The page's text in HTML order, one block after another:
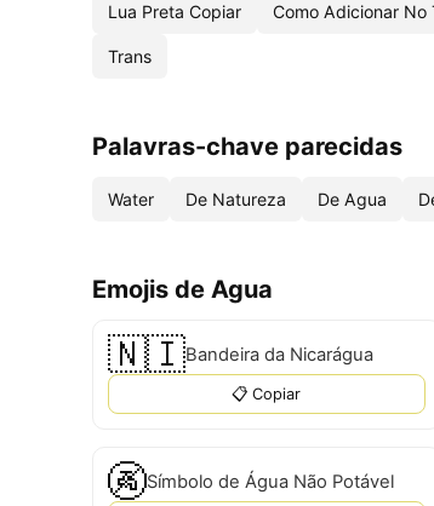
Lua Preta Copiar Como Adicionar No
Trans
Palavras-chave parecidas
Water De Natureza De Agua
Emojis de Agua
🇳🇮Bandeira da Nicarágua
📋 Copiar
🚱Símbolo de Água Não Potável